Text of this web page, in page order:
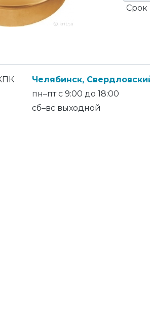
Срок
Челябинск,
пн–пт с 9:00 до 18:00
сб–вс выходной